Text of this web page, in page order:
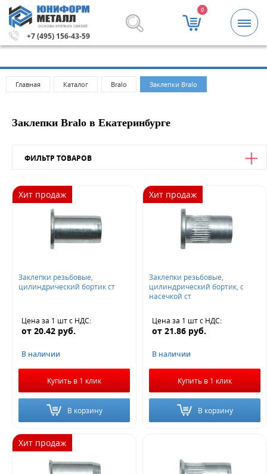
ОСНОВА КРЕПКИХ СВЯЗЕЙ
+7 (495) 156-43-59
0
Метизы и крепежные изделия оптом.
Главная Каталог Bralo Заклепки Bralo
Заклепки Bralo в Екатеринбурге
ФИЛЬТР ТОВАРОВ
Новинка
Величина скидки
Не нашли ничего подходящего?
Оставьте заявку - мы найдем то, что вам нужно
Хит продаж
Заклепки резьбовые,
цилиндрический бортик ст
Цена за 1 штс НДС:
от 20.42 руб.
В наличии
Купить в 1 клик
В корзину
Хит продаж
Заклепки резьбовые,
цилиндрический бортик, с
насечкой ст
Цена за 1 штс НДС:
от 21.86 руб.
В наличии
Купить в 1 клик
В корзину
Хит продаж